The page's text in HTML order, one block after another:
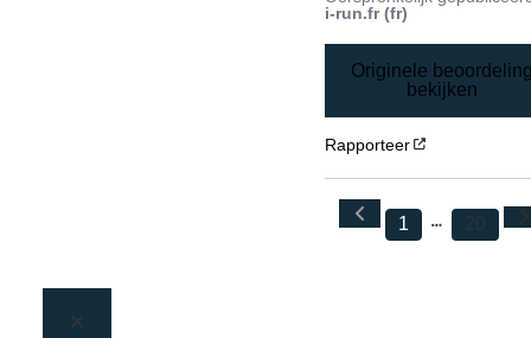
i-run.fr (fr)
Originele
bekijken
Rapporteer
1 20